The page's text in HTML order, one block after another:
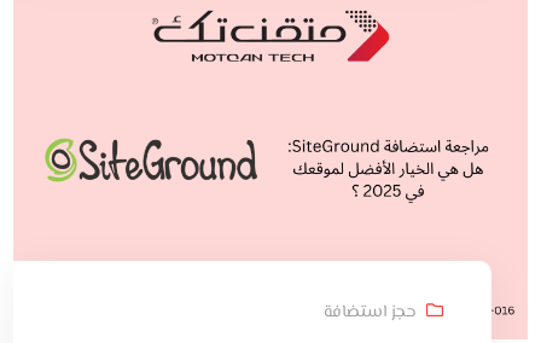
حجز استضافة